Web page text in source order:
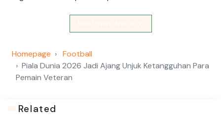
Homepage
Football
Piala Dunia 2026 Jadi Ajang Unjuk Ketangguhan Para
Pemain Veteran
Related